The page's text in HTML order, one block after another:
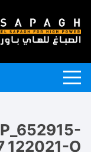
إلى
المحتوى
O